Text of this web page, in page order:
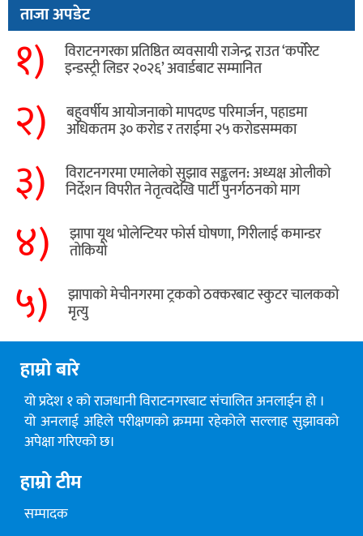
ताजा अपडेट
१) विराटनगरका प्रतिष्ठित व्यवसायी राजेन्द्र राउत ‘कर्पोरेट
इन्डस्ट्री लिडर २०२६’ अवार्डबाट सम्मानित
२) बहुवर्षीय आयोजनाको मापदण्ड परिमार्जन, पहाडमा
अधिकतम ३० करोड र तराईमा २५ करोडसम्मका
३) विराटनगरमा एमालेको सुझाव सङ्कलन: अध्यक्ष ओलीको
निर्देशन विपरीत नेतृत्वदेखि पार्टी पुनर्गठनको माग
४) झापा यूथ भोलेन्टियर फोर्स घोषणा, गिरीलाई कमान्डर
तोकियो
५) ​झापाको मेचीनगरमा ट्रकको ठक्करबाट स्कुटर चालकको
मृत्यु
हाम्रो बारे
यो प्रदेश १ को राजधानी विराटनगरबाट संचालित अनलाईन हो ।
यो अनलाई अहिले परीक्षणको क्रममा रहेकोले सल्लाह सुझावको
अपेक्षा गरिएको छ।
हाम्रो टीम
सम्पादक